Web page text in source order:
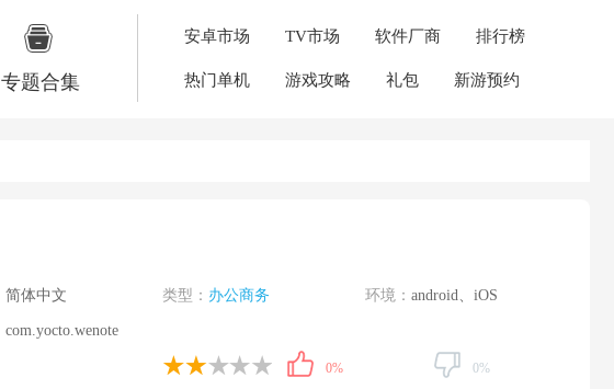
专题合集
安卓市场 TV市场 软件厂商 排行榜
热门单机 游戏攻略 礼包 新游预约
简体中文 类型： 办公商务 环境： android、iOS
com.yocto.wenote
0% 0%